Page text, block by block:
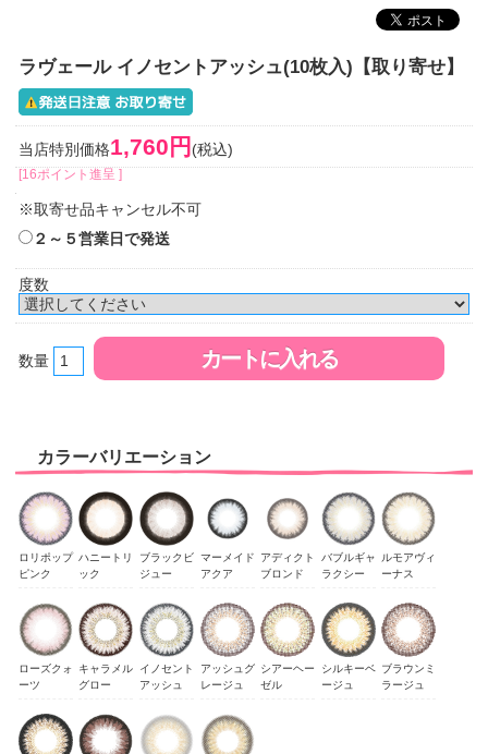
ラヴェール イノセントアッシュ(10枚入)【取り寄せ】
当店特別価格1,760円 (税込)
[16ポイント進呈 ]
※取寄せ品キャンセル不可
２～５営業日で発送
度数
数量
カラーバリエーション
ロリポップ
ピンク
ハニートリ
ック
ブラックビ
ジュー
マーメイド
アクア
アディクト
ブロンド
バブルギャ
ラクシー
ルモアヴィ
ーナス
ローズクォ
ーツ
キャラメル
グロー
イノセント
アッシュ
アッシュグ
レージュ
シアーヘー
ゼル
シルキーベ
ージュ
ブラウンミ
ラージュ